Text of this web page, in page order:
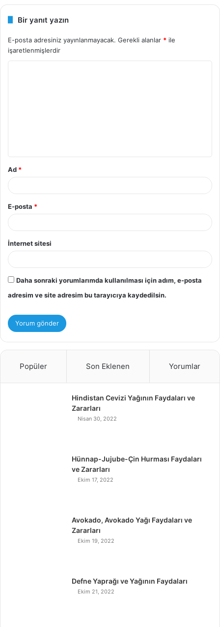
Bir yanıt yazın
E-posta adresiniz yayınlanmayacak. Gerekli alanlar * ile
işaretlenmişlerdir
Ad *
E-posta *
İnternet sitesi
Daha sonraki yorumlarımda kullanılması için adım, e-posta
adresim ve site adresim bu tarayıcıya kaydedilsin.
Popüler Son Eklenen Yorumlar
Hindistan Cevizi Yağının Faydaları ve
Zararları
Nisan 30, 2022
Hünnap-Jujube-Çin Hurması Faydaları
ve Zararları
Ekim 17, 2022
Avokado, Avokado Yağı Faydaları ve
Zararları
Ekim 19, 2022
Defne Yaprağı ve Yağının Faydaları
Ekim 21, 2022